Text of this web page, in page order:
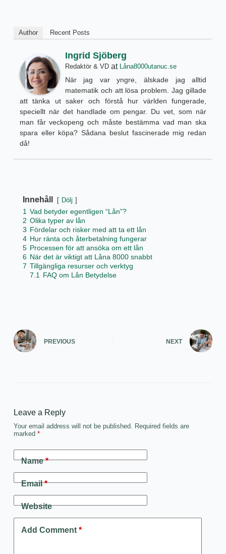
Author Recent Posts
Ingrid Sjöberg
Redaktör & VDat Låna8000utanuc.se
När jag var yngre, älskade jag alltid
matematik och att lösa problem. Jag gillade
att tänka ut saker och förstå hur världen fungerade,
speciellt när det handlade om pengar. Du vet, som när
man får veckopeng och måste bestämma vad man ska
spara eller köpa? Sådana beslut fascinerade mig redan
då!
Innehåll Dölj
1 Vad betyder egentligen “Lån”?
2 Olika typer av lån
3 Fördelar och risker med att ta ett lån
4 Hur ränta och återbetalning fungerar
5 Processen för att ansöka om ett lån
6 När det är viktigt att Låna 8000 snabbt
7 Tillgängliga resurser och verktyg
7.1 FAQ om Lån Betydelse
PREVIOUS NEXT
Leave a Reply
Your email address will not be published. Required fields are
marked *
Name*
Email*
Website
Add Comment*